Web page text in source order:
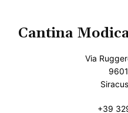
Cantina
Via
+39